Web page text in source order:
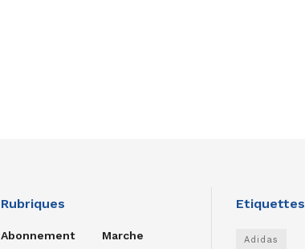
Rubriques
Abonnement
Marche
Etiquettes
Adidas